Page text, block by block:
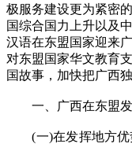
极服务建设更为紧密
国综合国力上升以及
汉语在东盟国家迎来
对东盟国家华文教育
国故事，加快把广西
一、广西在东盟发
(一)在发挥地方优